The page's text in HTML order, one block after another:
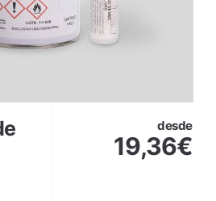
desde
19,36€